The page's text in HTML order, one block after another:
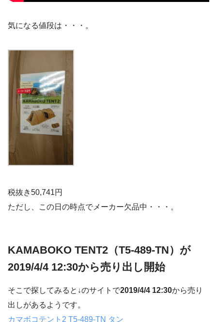
気になる値段は・・・。
税抜き50,741円
ただし、この日の時点でメーカー欠品中・・・。
KAMABOKO TENT2（T5-489-TN）が
2019/4/4 12:30から売り出し開始
そこで探してみると↓のサイトで2019/4/4 12:30から売り
出しがあるようです。
カマボコテント2 T5-489-TN タン